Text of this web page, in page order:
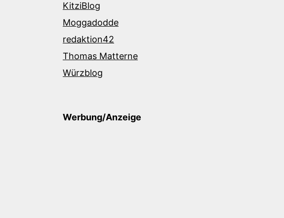
KitziBlog
Moggadodde
redaktion42
Thomas Matterne
Würzblog
Werbung/Anzeige